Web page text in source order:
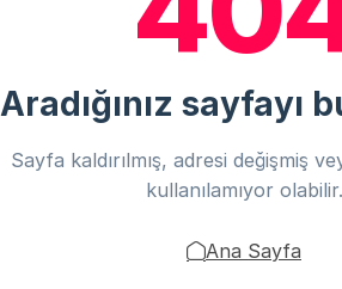
Aradığınız sayfayı
Sayfa kaldırılmış, adresi değişmiş
kullanılamıyor olabilir.
Ana Sayfa